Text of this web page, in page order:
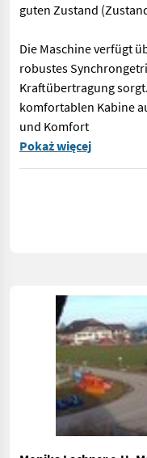
guten Zustand
Die Maschine verfügt
robustes
Kraftübertragung
komfortablen Kabine
und Komfort
Der Steyr 8080 SK1
Pokaż więcej